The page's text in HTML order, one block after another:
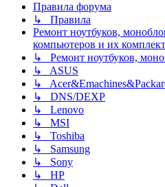
Правила форума
↳ Правила
Ремонт ноутбуков,
компьютеров и их
↳ Ремонт ноутбуков,
↳ ASUS
↳
↳ DNS/DEXP
↳ Lenovo
↳ MSI
↳ Toshiba
↳ Samsung
↳ Sony
↳ HP